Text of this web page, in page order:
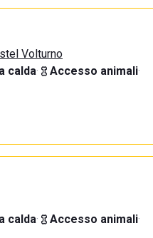
Volturno
calda· Accesso animali·
calda· Accesso animali·